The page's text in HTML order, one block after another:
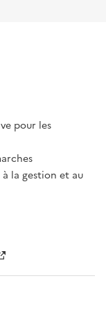
pour les
la gestion et au